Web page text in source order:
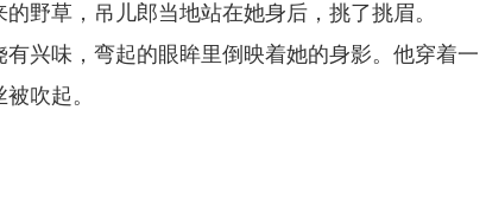
野草，吊儿郎当地站在她身后，挑了挑眉。
兴味，弯起的眼眸里倒映着她的身影。他穿着一
吹起。